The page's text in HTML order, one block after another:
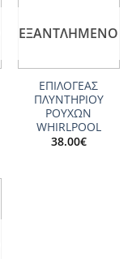
ΕΞΑΝΤΛΗΜΈΝΟ
ΕΠΙΛΟΓΕΑΣ
ΠΛΥΝΤΗΡΙΟΥ
ΡΟΥΧΩΝ
WHIRLPOOL
38.00€